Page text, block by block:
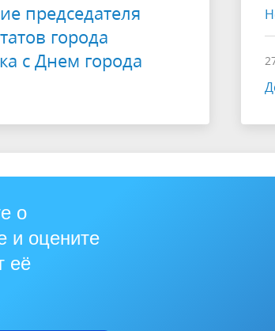
председателя
города
с Днем города
о
и оцените
её